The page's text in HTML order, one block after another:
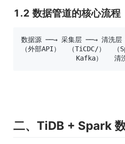
1.2 数据管道的核心流程
数据源 ──→ 采集层 ──→ 清洗
（外部API）  （TiCDC/）
Kafka）   清
二、TiDB + Spark